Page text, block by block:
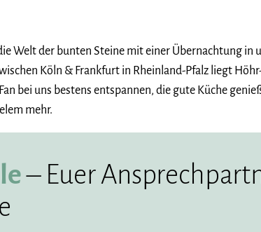
Welt der bunten Steine mit einer Übernachtung
Köln & Frankfurt in Rheinland-Pfalz liegt
bei uns bestens entspannen, die gute Küche
mehr.
– Euer